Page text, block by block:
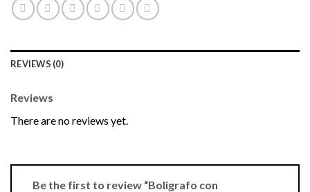
REVIEWS (0)
Reviews
There are no reviews yet.
Be the first to review “Boligrafo con